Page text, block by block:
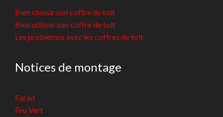
Bien choisir son coffre de toit
Bien utiliser son coffre de toit
Les problèmes avec les coffres de toit
Notices de montage
Farad
Feu Vert